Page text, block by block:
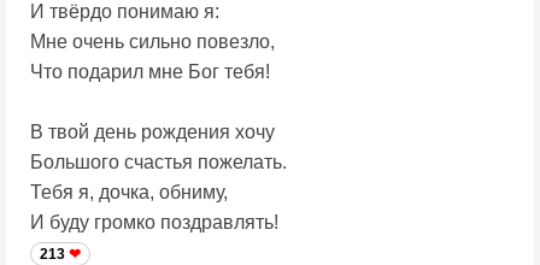
И твёрдо понимаю я:
Мне очень сильно повезло,
Что подарил мне Бог тебя!
В твой день рождения хочу
Большого счастья пожелать.
Тебя я, дочка, обниму,
И буду громко поздравлять!
213